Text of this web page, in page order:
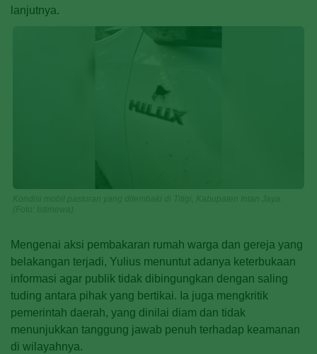
lanjutnya.
Mengenai aksi pembakaran rumah warga dan gereja yang
belakangan terjadi, Yulius menuntut adanya keterbukaan
informasi agar publik tidak dibingungkan dengan saling
tuding antara pihak yang bertikai. Ia juga mengkritik
pemerintah daerah, yang dinilai diam dan tidak
menunjukkan tanggung jawab penuh terhadap keamanan
di wilayahnya.